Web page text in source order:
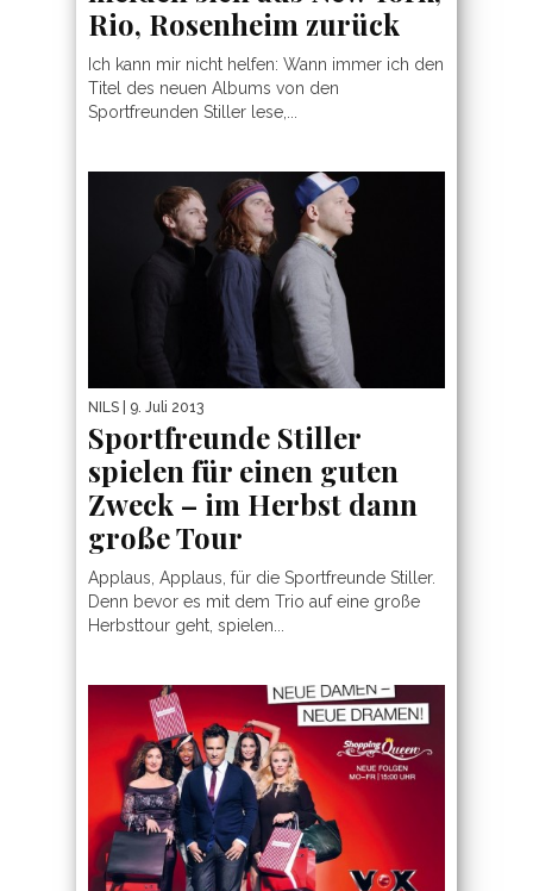
Rio, Rosenheim zurück
Ich kann mir nicht helfen: Wann immer ich den
Titel des neuen Albums von den
Sportfreunden Stiller lese,...
NILS | 9. Juli 2013
Sportfreunde Stiller
spielen für einen guten
Zweck – im Herbst dann
große Tour
Applaus, Applaus, für die Sportfreunde Stiller.
Denn bevor es mit dem Trio auf eine große
Herbsttour geht, spielen...